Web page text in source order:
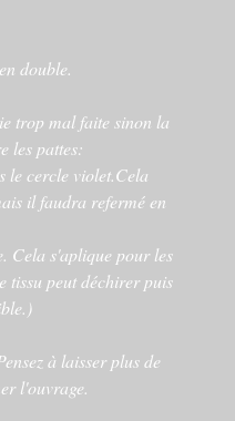
double.
trop mal faite sinon la
les pattes:
le cercle violet.Cela
il faudra refermé en
Cela s'aplique pour les
tissu peut déchirer puis
à laisser plus de
l'ouvrage.